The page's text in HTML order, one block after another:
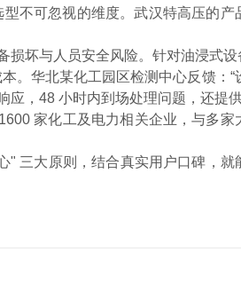
不可忽视的维度。武汉特高压的产
坏与人员安全风险。针对油浸式
华北某化工园区检测中心反馈：“
，48 小时内到场处理问题，还提
家化工及电力相关企业，与多
三大原则，结合真实用户口碑，